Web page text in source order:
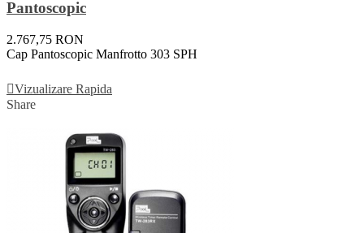
Pantoscopic
2.767,75 RON
Cap Pantoscopic Manfrotto 303 SPH
Vizualizare Rapida
Share